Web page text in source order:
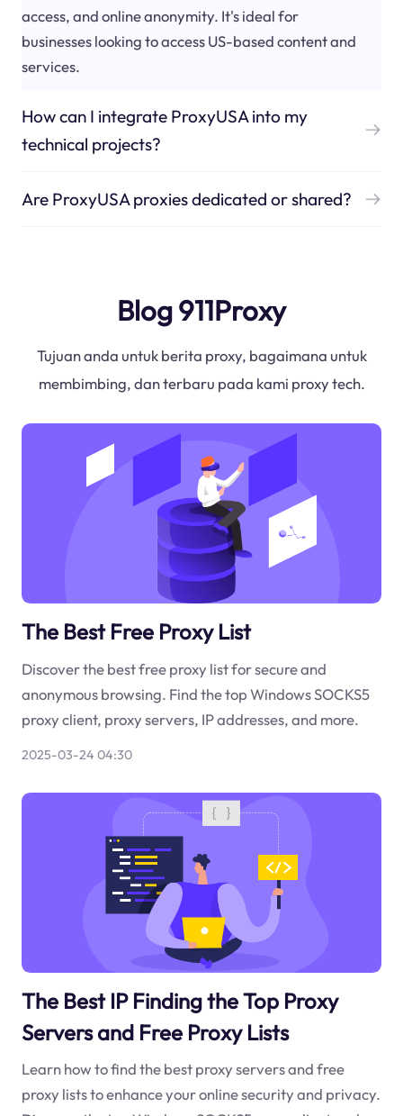
access, and online anonymity. It's ideal for
businesses looking to access US-based content and
services.
How can I integrate ProxyUSA into my
technical projects?
Are ProxyUSA proxies dedicated or shared?
Blog 911Proxy
Tujuan anda untuk berita proxy, bagaimana untuk
membimbing, dan terbaru pada kami proxy tech.
The Best Free Proxy List
Discover the best free proxy list for secure and
anonymous browsing. Find the top Windows SOCKS5
proxy client, proxy servers, IP addresses, and more.
2025-03-24 04:30
The Best IP Finding the Top Proxy
Servers and Free Proxy Lists
Learn how to find the best proxy servers and free
proxy lists to enhance your online security and privacy.